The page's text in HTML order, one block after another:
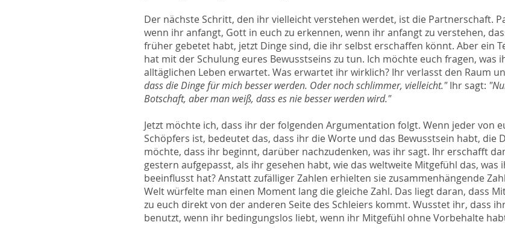
Der nächste Schritt, den ihr vielleicht verstehen werdet, ist die Partnerschaft.
wenn ihr anfangt, Gott in euch zu erkennen, wenn ihr anfangt zu verstehen,
früher gebetet habt, jetzt Dinge sind, die ihr selbst erschaffen könnt. Aber ein
hat mit der Schulung eures Bewusstseins zu tun. Ich möchte euch fragen, was
alltäglichen Leben erwartet. Was erwartet ihr wirklich? Ihr verlasst den Raum
dass die Dinge für mich besser werden. Oder noch schlimmer, vielleicht."Ihr sagt:
Botschaft, aber man weiß, dass es nie besser werden wird."
Jetzt möchte ich, dass ihr der folgenden Argumentation folgt. Wenn jeder von
Schöpfers ist, bedeutet das, dass ihr die Worte und das Bewusstsein habt, die
möchte, dass ihr beginnt, darüber nachzudenken, was ihr sagt. Ihr erschafft
gestern aufgepasst, als ihr gesehen habt, wie das weltweite Mitgefühl das, was
beeinflusst hat? Anstatt zufälliger Zahlen erhielten sie zusammenhängende
Welt würfelte man einen Moment lang die gleiche Zahl. Das liegt daran, dass
zu euch direkt von der anderen Seite des Schleiers kommt. Wusstet ihr, dass
benutzt, wenn ihr bedingungslos liebt, wenn ihr Mitgefühl ohne Vorbehalte